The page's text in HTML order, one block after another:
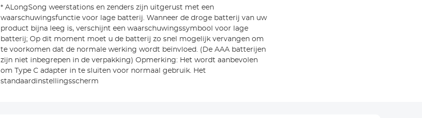
* ALongSong weerstations en zenders zijn uitgerust met een
waarschuwingsfunctie voor lage batterij. Wanneer de droge batterij van uw
product bijna leeg is, verschijnt een waarschuwingssymbool voor lage
batterij; Op dit moment moet u de batterij zo snel mogelijk vervangen om
te voorkomen dat de normale werking wordt beïnvloed. (De AAA batterijen
zijn niet inbegrepen in de verpakking) Opmerking: Het wordt aanbevolen
om Type C adapter in te sluiten voor normaal gebruik. Het
standaardinstellingsscherm